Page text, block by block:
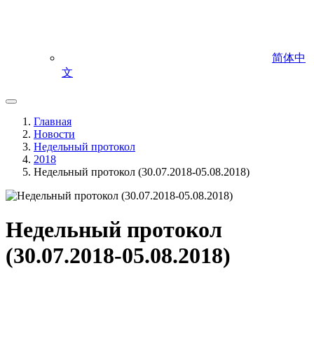
简体中
文
Главная
Новости
Недельный протокол
2018
Недельный протокол (30.07.2018-05.08.2018)
Недельный протокол
(30.07.2018-05.08.2018)